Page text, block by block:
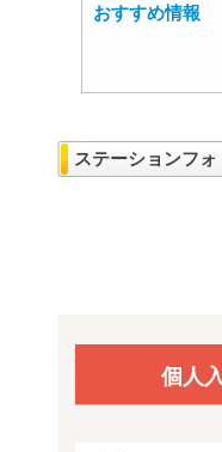
おすすめ情報
ステーションフ
個人